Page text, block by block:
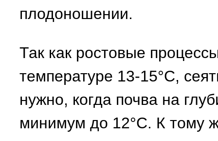
плодоношении.
Так как ростовые
температуре 13-15°С,
нужно, когда почва на
минимум до 12°С. К тому